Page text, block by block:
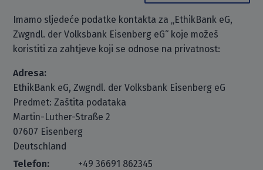
Imamo sljedeće podatke kontakta za „EthikBank eG,
Zwgndl. der Volksbank Eisenberg eG“ koje možeš
koristiti za zahtjeve koji se odnose na privatnost:
Adresa:
EthikBank eG, Zwgndl. der Volksbank Eisenberg eG
Predmet: Zaštita podataka
Martin-Luther-Straße 2
07607 Eisenberg
Deutschland
Telefon:
+49 36691 862345